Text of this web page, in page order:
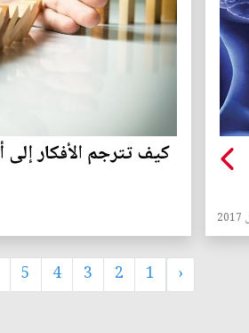
كيف تترجم الأفكار إلى
‹
1
2
3
4
5